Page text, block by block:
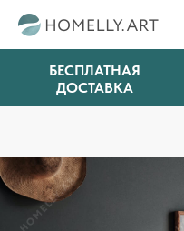
БЕСПЛАТНАЯ
ДОСТАВКА